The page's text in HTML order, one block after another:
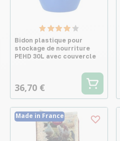
Bidon plastique pour
stockage de nourriture
PEHD 30L avec couvercle
36,70 €
Made in France